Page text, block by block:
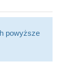
powyższe